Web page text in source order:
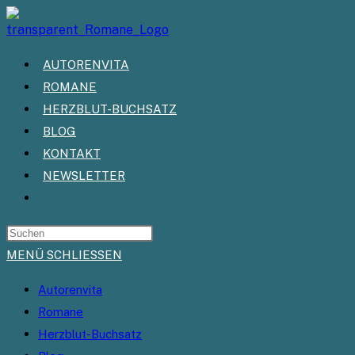
Zum
Inhalt
springenAUTORENVITA
ROMANE
HERZBLUT-BUCHSATZ
BLOG
KONTAKT
NEWSLETTER
UMSCHALTEN
MENÜ SCHLIESSEN
Autorenvita
Romane
Herzblut-Buchsatz